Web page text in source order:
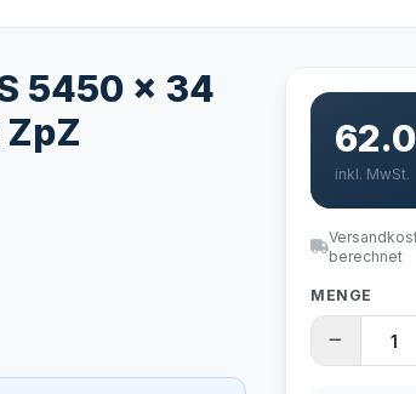
5450 x 34
ZpZ
inkl. MwSt.
berechnet
MENGE